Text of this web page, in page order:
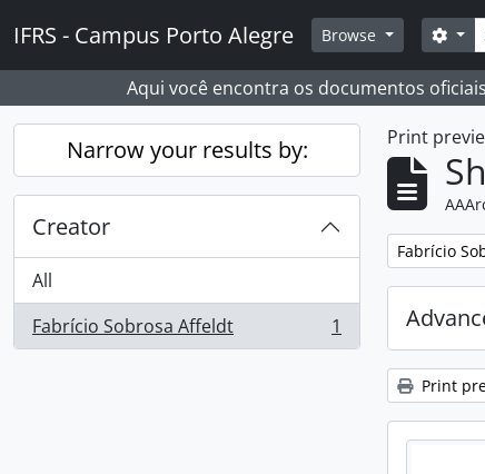
IFRS - Campus Porto Alegre Browse
Aqui você encontra os documentos
Narrow your results by:
Creator
All
Fabrício Sobrosa Affeldt
, 1 results 1
Print
Remove
Fabrício
Print